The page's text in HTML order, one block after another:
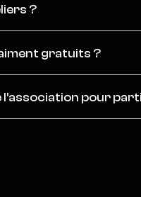
?
gratuits ?
l'association pour